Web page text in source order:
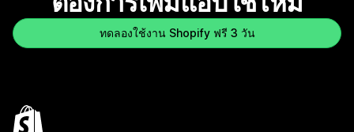
ทดลองใช้งาน Shopify ฟรี 3 วัน